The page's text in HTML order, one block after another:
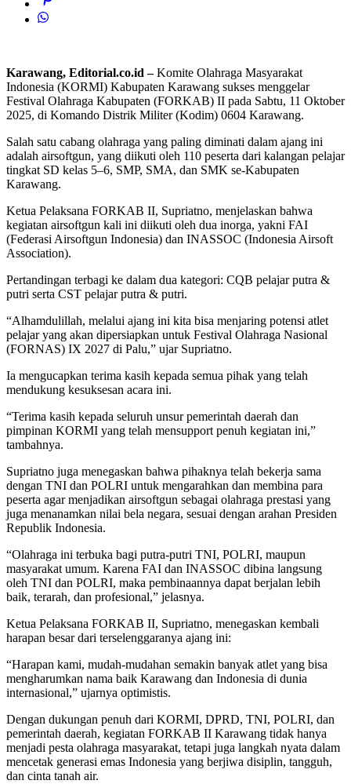
Karawang, Editorial.co.id –Komite Olahraga Masyarakat
Indonesia (KORMI) Kabupaten Karawang sukses menggelar
Festival Olahraga Kabupaten (FORKAB) II pada Sabtu, 11 Oktober
2025, di Komando Distrik Militer (Kodim) 0604 Karawang.
Salah satu cabang olahraga yang paling diminati dalam ajang ini
adalah airsoftgun, yang diikuti oleh 110 peserta dari kalangan pelajar
tingkat SD kelas 5–6, SMP, SMA, dan SMK se-Kabupaten
Karawang.
Ketua Pelaksana FORKAB II, Supriatno, menjelaskan bahwa
kegiatan airsoftgun kali ini diikuti oleh dua inorga, yakni FAI
(Federasi Airsoftgun Indonesia) dan INASSOC (Indonesia Airsoft
Association).
Pertandingan terbagi ke dalam dua kategori: CQB pelajar putra &
putri serta CST pelajar putra & putri.
“Alhamdulillah, melalui ajang ini kita bisa menjaring potensi atlet
pelajar yang akan dipersiapkan untuk Festival Olahraga Nasional
(FORNAS) IX 2027 di Palu,” ujar Supriatno.
Ia mengucapkan terima kasih kepada semua pihak yang telah
mendukung kesuksesan acara ini.
“Terima kasih kepada seluruh unsur pemerintah daerah dan
pimpinan KORMI yang telah mensupport penuh kegiatan ini,”
tambahnya.
Supriatno juga menegaskan bahwa pihaknya telah bekerja sama
dengan TNI dan POLRI untuk mengarahkan dan membina para
peserta agar menjadikan airsoftgun sebagai olahraga prestasi yang
juga menanamkan nilai bela negara, sesuai dengan arahan Presiden
Republik Indonesia.
“Olahraga ini terbuka bagi putra-putri TNI, POLRI, maupun
masyarakat umum. Karena FAI dan INASSOC dibina langsung
oleh TNI dan POLRI, maka pembinaannya dapat berjalan lebih
baik, terarah, dan profesional,” jelasnya.
Ketua Pelaksana FORKAB II, Supriatno, menegaskan kembali
harapan besar dari terselenggaranya ajang ini:
“Harapan kami, mudah-mudahan semakin banyak atlet yang bisa
mengharumkan nama baik Karawang dan Indonesia di dunia
internasional,” ujarnya optimistis.
Dengan dukungan penuh dari KORMI, DPRD, TNI, POLRI, dan
pemerintah daerah, kegiatan FORKAB II Karawang tidak hanya
menjadi pesta olahraga masyarakat, tetapi juga langkah nyata dalam
mencetak generasi emas Indonesia yang berjiwa disiplin, tangguh,
dan cinta tanah air.